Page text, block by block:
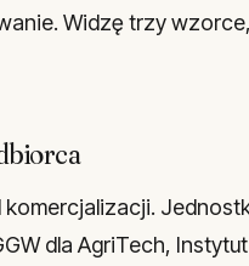
Widzę trzy
dla AgriTech,